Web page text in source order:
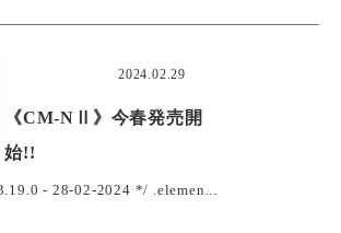
2024.02.29
《CM-NⅡ》今春発売開
始!!
- 28-02-2024 */ .elemen...